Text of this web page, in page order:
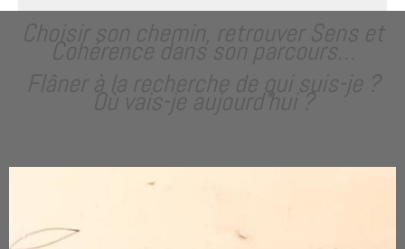
Choisir son chemin, retrouver Sens et
Cohérence dans son parcours…
Flâner à la recherche de qui suis-je ?
Où vais-je aujourd’hui ?